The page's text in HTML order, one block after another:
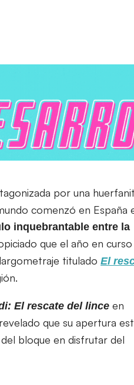
por una
comenzó en España
inquebrantable entre la
que el año en curso
titulado El
El rescate del lince en
que su apertura
bloque en disfrutar del